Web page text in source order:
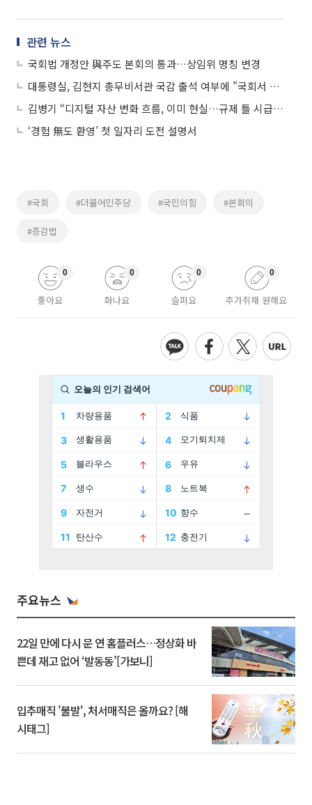
관련 뉴스
국회법 개정안 與주도 본회의 통과…상임위 명칭 변경
대통령실, 김현지 총무비서관 국감 출석 여부에 "국회서 논의할 문제"
김병기 “디지털 자산 변화 흐름, 이미 현실…규제 틀 시급히 마련”
‘경험 無도 환영’ 첫 일자리 도전 설명서
#국회 #더불어민주당 #국민의힘 #본회의
#증감법
좋아요
0
화나요
0
슬퍼요
0
추가취재 원해요
0
주요뉴스
22일 만에 다시 문 연 홈플러스…정상화 바
쁜데 재고 없어 ‘발동동’[가보니]
입추매직 '불발', 처서매직은 올까요? [해
시태그]